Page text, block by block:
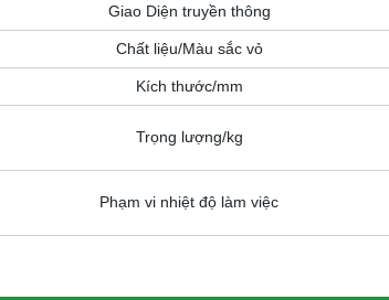
Giao Diện truyền thông
Chất liệu/Màu sắc vỏ
Kích thước/mm
Trọng lượng/kg
Phạm vi nhiệt độ làm việc